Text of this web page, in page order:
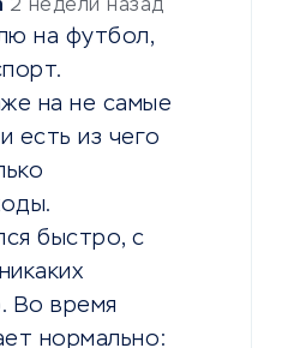
2 недели назад
на футбол,
на не самые
есть из чего
быстро, с
Во время
нормально: